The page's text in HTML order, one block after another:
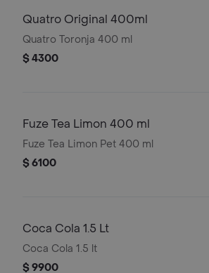
Quatro Original 400ml
Quatro Toronja 400 ml
$ 4300
Fuze Tea Limon 400 ml
Fuze Tea Limon Pet 400 ml
$ 6100
Coca Cola 1.5 Lt
Coca Cola 1.5 lt
$ 9900